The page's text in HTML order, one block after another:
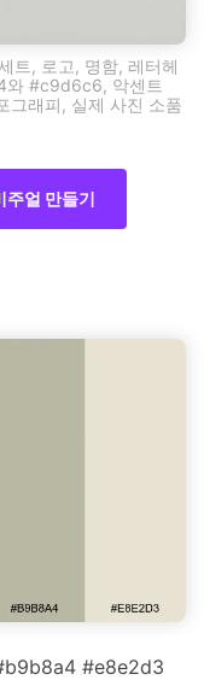
트, 로고, 명함, 레터헤
와 #c9d6c6, 악센트
래피, 실제 사진 소품
주얼 만들기
#e8e2d3